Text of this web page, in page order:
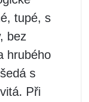
tupé, s
bez
hrubého
s
Při